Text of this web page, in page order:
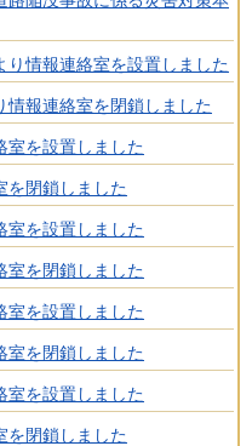
り情報連絡室を設置しました
情報連絡室を閉鎖しました
室を設置しました
を閉鎖しました
室を設置しました
室を閉鎖しました
室を設置しました
室を閉鎖しました
室を設置しました
を閉鎖しました